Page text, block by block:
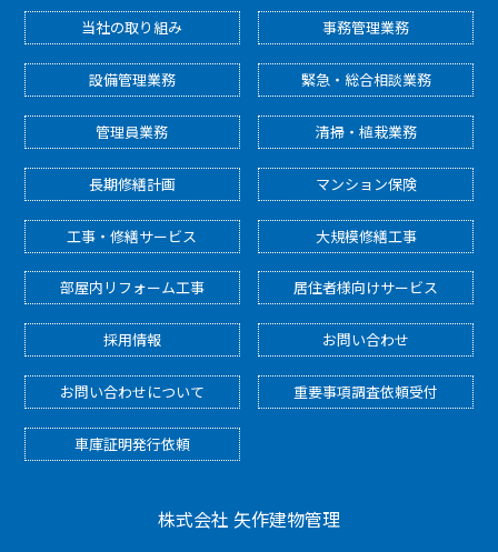
当社の取り組み 事務管理業務
設備管理業務 緊急・総合相談業務
管理員業務 清掃・植栽業務
長期修繕計画 マンション保険
工事・修繕サービス 大規模修繕工事
部屋内リフォーム工事 居住者様向けサービス
採用情報 お問い合わせ
お問い合わせについて 重要事項調査依頼受付
車庫証明発行依頼
株式会社 矢作建物管理